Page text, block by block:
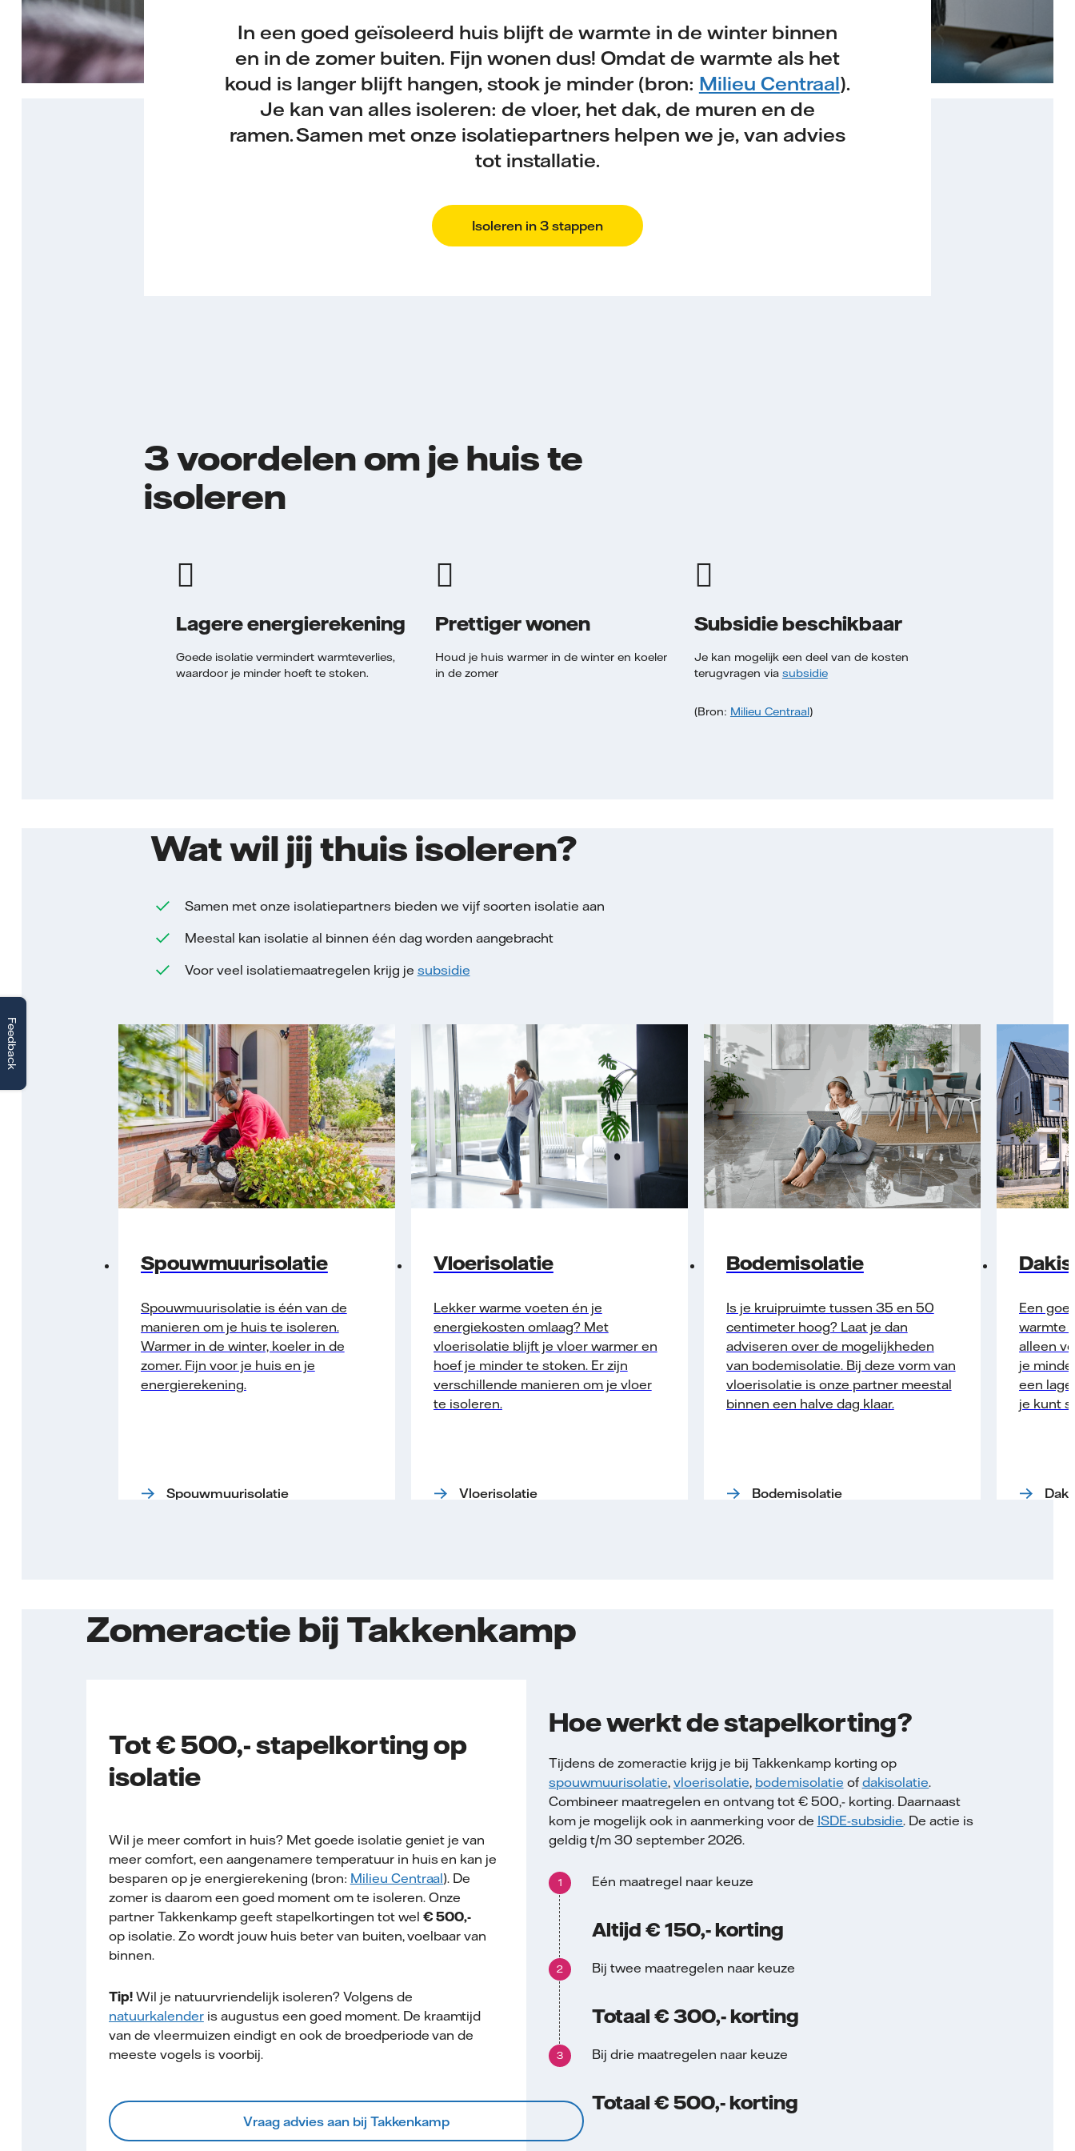
In een goed geïsoleerd huis blijft de warmte in de winter binnen
en in de zomer buiten. Fijn wonen dus! Omdat de warmte als het
koud is langer blijft hangen, stook je minder (bron: Milieu Centraal).
Je kan van alles isoleren: de vloer, het dak, de muren en de
ramen. Samen met onze isolatiepartners helpen we je, van advies
tot installatie.
Isoleren in 3 stappen
3 voordelen om je huis te
isoleren
Lagere energierekening
Goede isolatie vermindert warmteverlies,
waardoor je minder hoeft te stoken.
Prettiger wonen
Houd je huis warmer in de winter en koeler
in de zomer
Subsidie beschikbaar
Je kan mogelijk een deel van de kosten
terugvragen via subsidie
(Bron: Milieu Centraal)
Wat wil jij thuis isoleren?
Samen met onze isolatiepartners bieden we vijf soorten isolatie aan
Meestal kan isolatie al binnen één dag worden aangebracht
Voor veel isolatiemaatregelen krijg je subsidie
Spouwmuurisolatie
Spouwmuurisolatie is één van de
manieren om je huis te isoleren.
Warmer in de winter, koeler in de
zomer. Fijn voor je huis en je
energierekening.
Spouwmuurisolatie
Vloerisolatie
Lekker warme voeten én je
energiekosten omlaag? Met
vloerisolatie blijft je vloer warmer en
hoef je minder te stoken. Er zijn
verschillende manieren om je vloer
te isoleren.
Vloerisolatie
Bodemisolatie
Is je kruipruimte tussen 35 en 50
centimeter hoog? Laat je dan
adviseren over de mogelijkheden
van bodemisolatie. Bij deze vorm van
vloerisolatie is onze partner meestal
binnen een halve dag klaar.
Bodemisolatie
Een
warmte
alleen
je
een
je kunt
Zomeractie bij Takkenkamp
Tot € 500,- stapelkorting op
isolatie
Wil je meer comfort in huis? Met goede isolatie geniet je van
meer comfort, een aangenamere temperatuur in huis en kan je
besparen op je energierekening (bron: Milieu Centraal). De
zomer is daarom een goed moment om te isoleren. Onze
partner Takkenkamp geeft stapelkortingen tot wel € 500,-
op isolatie. Zo wordt jouw huis beter van buiten, voelbaar van
binnen.
Tip! Wil je natuurvriendelijk isoleren? Volgens de
natuurkalenderis augustus een goed moment. De kraamtijd
van de vleermuizen eindigt en ook de broedperiode van de
meeste vogels is voorbij.
Vraag advies aan bij Takkenkamp
Hoe werkt de stapelkorting?
Tijdens de zomeractie krijg je bij Takkenkamp korting op
spouwmuurisolatie, vloerisolatie, bodemisolatie of dakisolatie.
Combineer maatregelen en ontvang tot € 500,- korting. Daarnaast
kom je mogelijk ook in aanmerking voor de ISDE-subsidie. De actie is
geldig t/m 30 september 2026.
Eén maatregel naar keuze
Altijd € 150,- korting
Bij twee maatregelen naar keuze
Totaal € 300,- korting
Bij drie maatregelen naar keuze
Totaal € 500,- korting
Feedback